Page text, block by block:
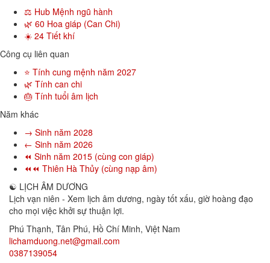
⚖️ Hub Mệnh ngũ hành
🌿 60 Hoa giáp (Can Chi)
☀️ 24 Tiết khí
Công cụ liên quan
⭐ Tính cung mệnh năm 2027
🌿 Tính can chi
🎂 Tính tuổi âm lịch
Năm khác
→ Sinh năm 2028
← Sinh năm 2026
⏪ Sinh năm 2015 (cùng con giáp)
⏪⏪ Thiên Hà Thủy (cùng nạp âm)
☯ LỊCH ÂM DƯƠNG
Lịch vạn niên - Xem lịch âm dương, ngày tốt xấu, giờ hoàng đạo
cho mọi việc khởi sự thuận lợi.
Phú Thạnh, Tân Phú, Hồ Chí Minh, Việt Nam
lichamduong.net@gmail.com
0387139054